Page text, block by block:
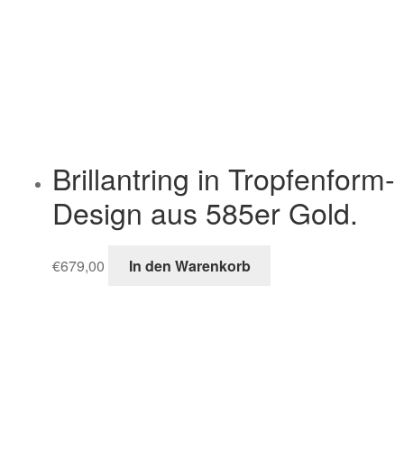
Brillantring in Tropfenform-
Design aus 585er Gold.
€679,00 In den Warenkorb